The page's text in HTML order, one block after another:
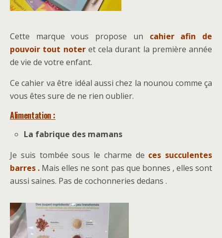
Cette marque vous propose un cahier afin de
pouvoir tout noteret cela durant la première année
de vie de votre enfant.
Ce cahier va être idéal aussi chez la nounou comme ça
vous êtes sure de ne rien oublier.
Alimentation :
La fabrique des mamans
Je suis tombée sous le charme de ces succulentes
barres . Mais elles ne sont pas que bonnes , elles sont
aussi saines. Pas de cochonneries dedans .